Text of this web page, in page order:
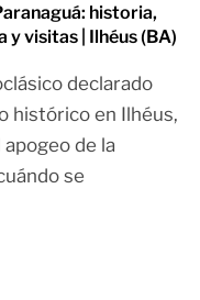
historia,
visitas | Ilhéus (BA)
declarado
histórico en Ilhéus,
de la
se